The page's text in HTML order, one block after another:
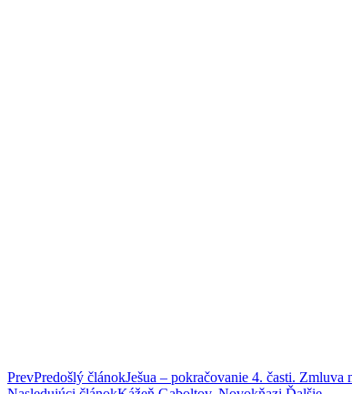
PrevPredošlý článokJešua – pokračovanie 4. časti.